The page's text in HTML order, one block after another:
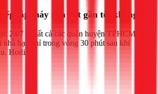
lắp máy rửa bát gần tôi không?
24/7 tại tất cả các quận huyện TPHCM,
nhà bạn chỉ trong vòng 30 phút sau khi
Hotline: